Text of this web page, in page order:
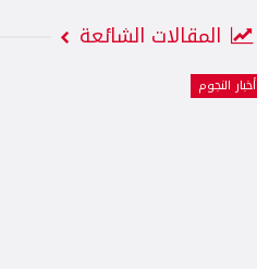
المقالات الشائعة
أخبار النجوم